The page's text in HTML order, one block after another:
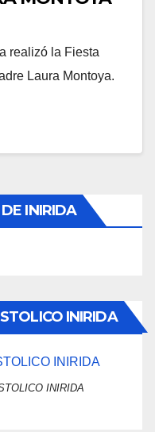
realizó la Fiesta
Laura Montoya.
INIRIDA
INIRIDA
INIRIDA